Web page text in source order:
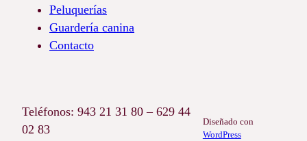
Peluquerías
Guardería canina
Contacto
Teléfonos: 943 21 31 80 – 629 44
02 83
Diseñado con
WordPress